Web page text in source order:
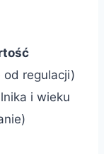
od regulacji)
i wieku